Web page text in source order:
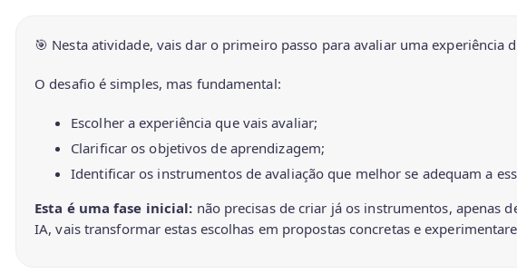
🎯 Nesta atividade, vais dar o primeiro passo para avaliar uma experiência
O desafio é simples, mas fundamental:
Escolher a experiência que vais avaliar;
Clarificar os objetivos de aprendizagem;
Identificar os instrumentos de avaliação que melhor se adequam a
Esta é uma fase inicial: não precisas de criar já os instrumentos, apenas
IA, vais transformar estas escolhas em propostas concretas e